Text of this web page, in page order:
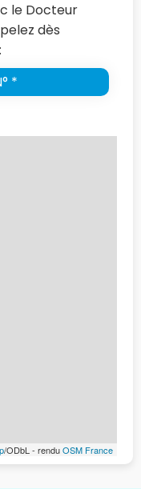
le Docteur
dès
*
/ODbL - renduOSM France